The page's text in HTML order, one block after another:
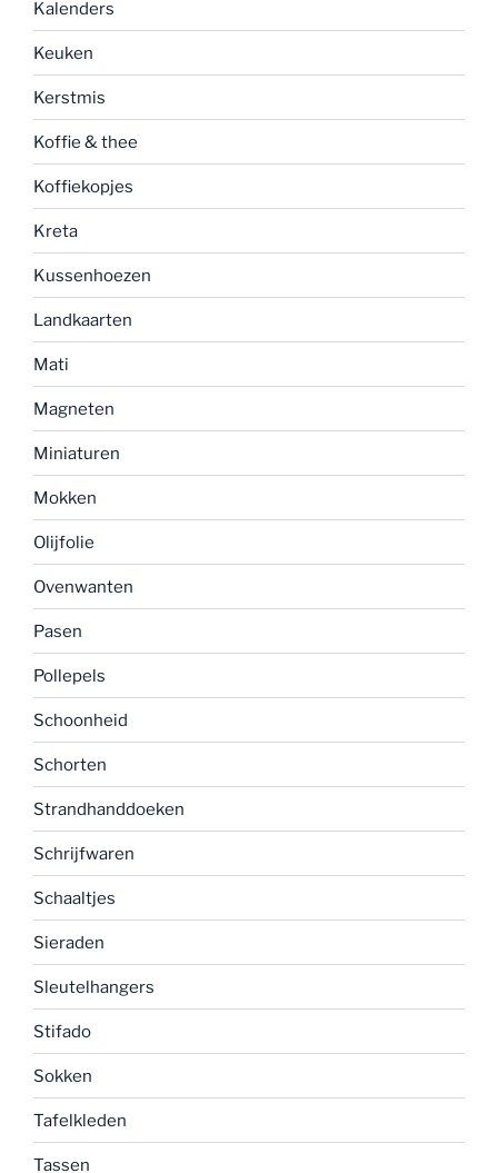
Kalenders
Keuken
Kerstmis
Koffie & thee
Koffiekopjes
Kreta
Kussenhoezen
Landkaarten
Mati
Magneten
Miniaturen
Mokken
Olijfolie
Ovenwanten
Pasen
Pollepels
Schoonheid
Schorten
Strandhanddoeken
Schrijfwaren
Schaaltjes
Sieraden
Sleutelhangers
Stifado
Sokken
Tafelkleden
Tassen